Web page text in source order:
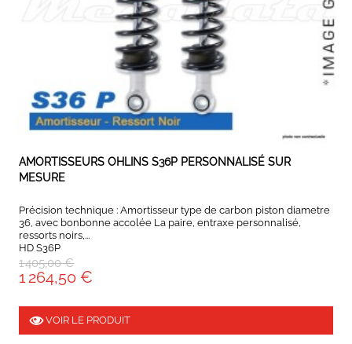
EXPEDIÉ SOUS 5 À 10 JOURS
AMORTISSEURS OHLINS S36P PERSONNALISÉ SUR
MESURE
Précision technique : Amortisseur type de carbon piston diametre
36, avec bonbonne accolée La paire, entraxe personnalisé,
ressorts noirs,...
HD S36P
1 405,00 €
1 264,50 €
VOIR LE PRODUIT